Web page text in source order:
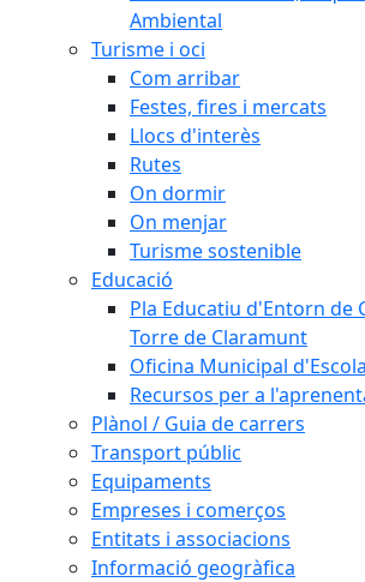
Ambiental
Turisme i oci
Com arribar
Festes, fires i mercats
Llocs d'interès
Rutes
On dormir
On menjar
Turisme sostenible
Educació
Pla Educatiu d'Entorn de
Torre de Claramunt
Oficina Municipal
Recursos per a
Plànol / Guia de carrers
Transport públic
Equipaments
Empreses i comerços
Entitats i associacions
Informació geogràfica